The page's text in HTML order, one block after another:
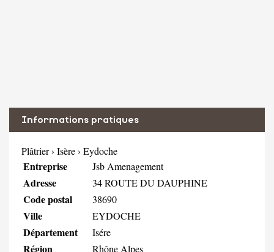
Informations pratiques
Plâtrier› Isère› Eydoche
Entreprise Jsb Amenagement
Adresse 34 ROUTE DU DAUPHINE
Code postal 38690
Ville EYDOCHE
Département Isére
Région Rhône Alpes